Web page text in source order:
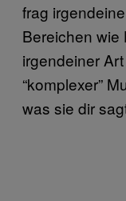
frag
Bereichen wie
irgendeiner
“komplexer”
was sie dir